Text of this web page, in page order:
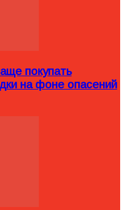
покупать
на фоне опасений